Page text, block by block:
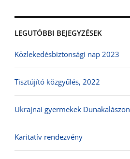
LEGUTÓBBI BEJEGYZÉSEK
Közlekedésbiztonsági nap 2023
Tisztújító közgyűlés, 2022
Ukrajnai gyermekek Dunakalászon
Karitatív rendezvény